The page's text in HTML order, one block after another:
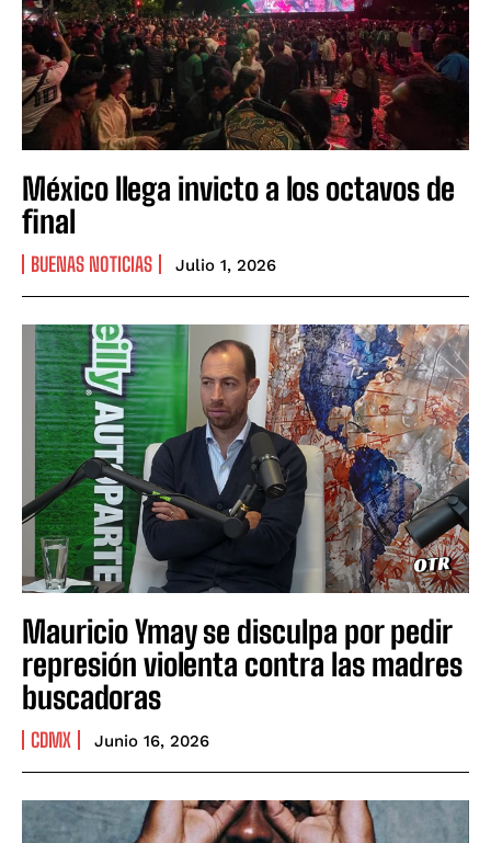
México llega invicto a los octavos de
final
BUENAS NOTICIAS Julio 1, 2026
Mauricio Ymay se disculpa por pedir
represión violenta contra las madres
buscadoras
CDMX Junio 16, 2026